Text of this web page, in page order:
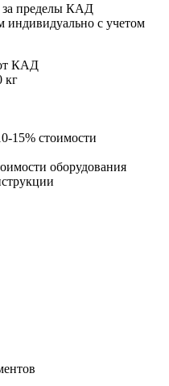
за пределы КАД
индивидуально с учетом
КАД
кг
15% стоимости
оборудования